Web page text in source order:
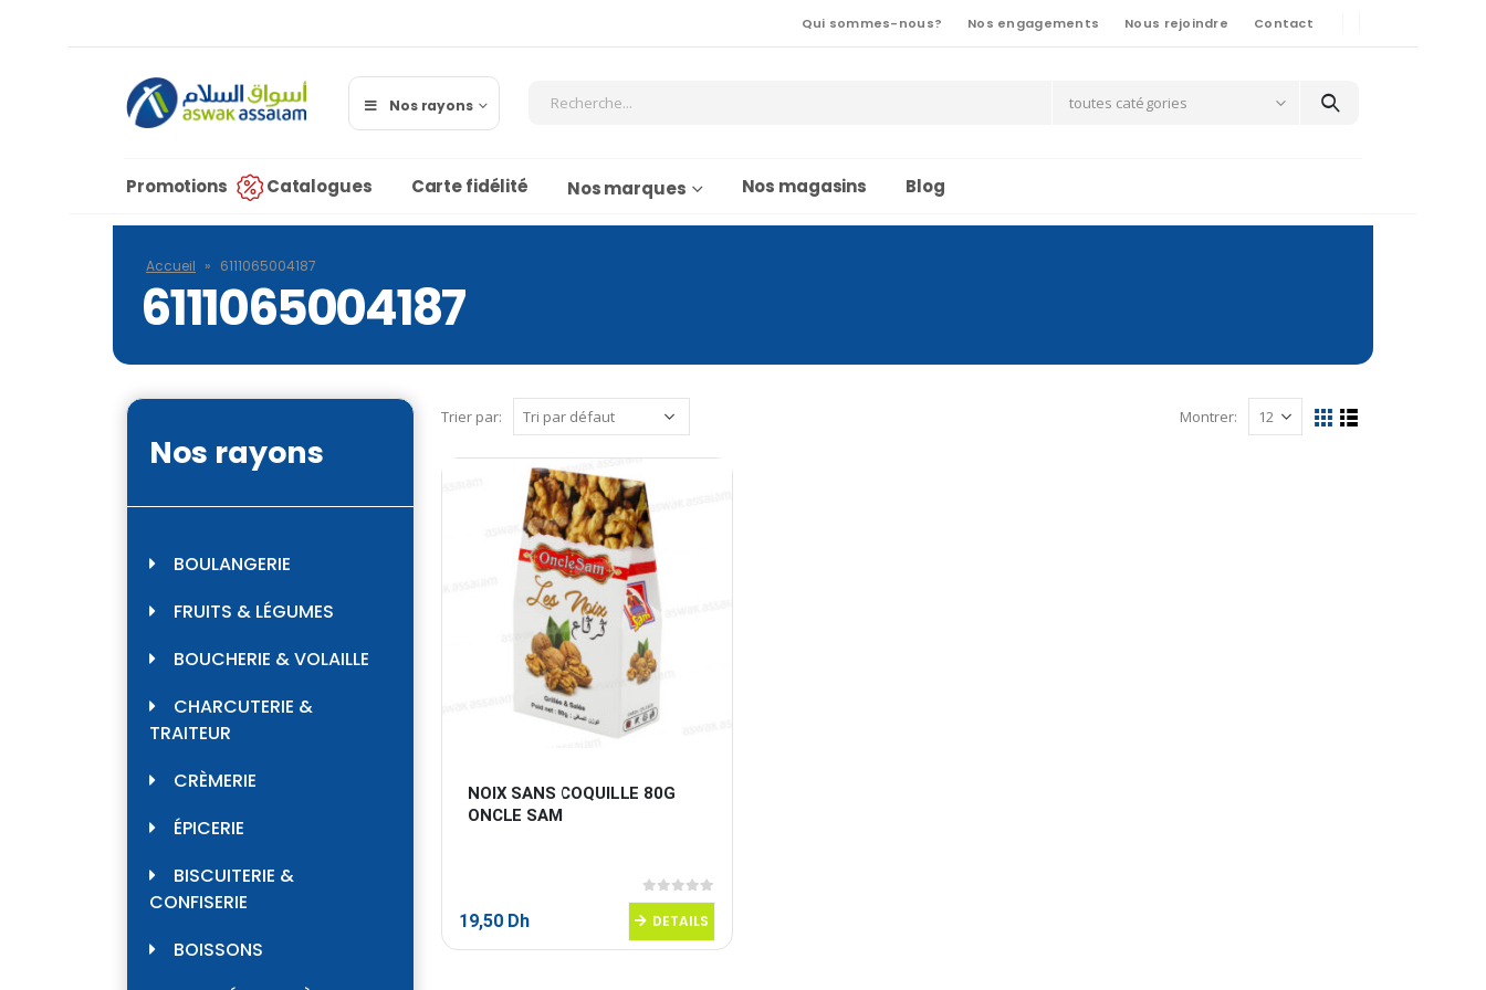
Qui sommes-nous? Nos engagements Nous rejoindre Contact
Nos rayons toutes catégories
Promotions Catalogues Carte fidélité Nos marques Nos magasins Blog
Accueil » 6111065004187
6111065004187
Trier par: Montrer:
NOIX SANS COQUILLE 80G
ONCLE SAM
0sur 5
19,50 Dh DETAILS
Nos rayons
BOULANGERIE
FRUITS & LÉGUMES
BOUCHERIE & VOLAILLE
CHARCUTERIE &
TRAITEUR
CRÈMERIE
ÉPICERIE
BISCUITERIE &
CONFISERIE
BOISSONS